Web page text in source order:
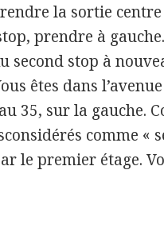
la sortie
prendre à
second stop à
êtes dans
35, sur la gauche.
comme «
le premier étage.